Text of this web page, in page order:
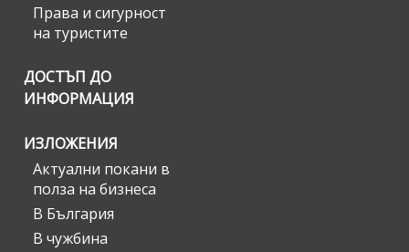
Права и сигурност
на туристите
ДОСТЪП ДО
ИНФОРМАЦИЯ
ИЗЛОЖЕНИЯ
Актуални покани в
полза на бизнеса
В България
В чужбина